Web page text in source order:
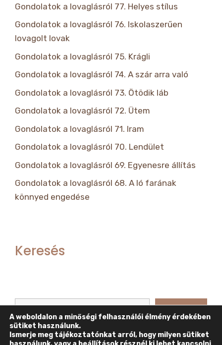
Gondolatok a lovaglásról 77. Helyes stílus
Gondolatok a lovaglásról 76. Iskolaszerűen
lovagolt lovak
Gondolatok a lovaglásról 75. Krágli
Gondolatok a lovaglásról 74. A szár arra való
Gondolatok a lovaglásról 73. Ötödik láb
Gondolatok a lovaglásról 72. Ütem
Gondolatok a lovaglásról 71. Iram
Gondolatok a lovaglásról 70. Lendület
Gondolatok a lovaglásról 69. Egyenesre állítás
Gondolatok a lovaglásról 68. A ló farának
könnyed engedése
Keresés
Keresés
A weboldalon a minőségi felhasználói élmény érdekében
sütiket használunk.
Ismerje meg tájékoztatónkat arról, hogy milyen sütiket